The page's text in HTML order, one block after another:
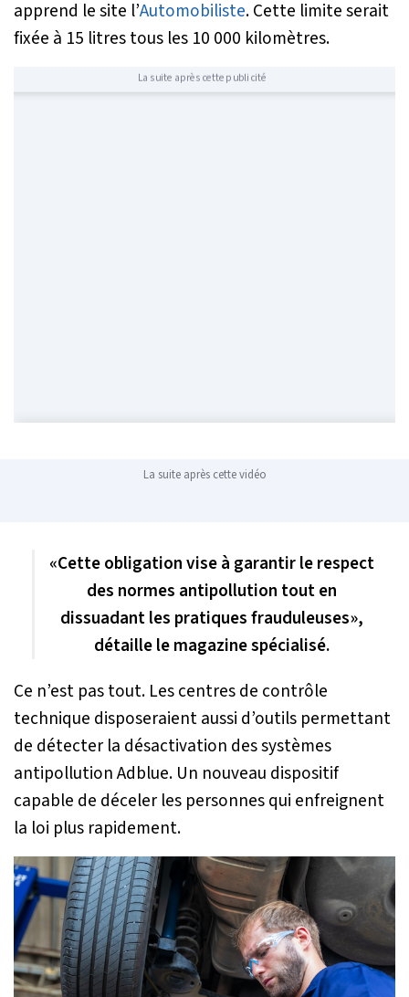
apprend le site l’Automobiliste. Cette limite serait
fixée à 15 litres tous les 10 000 kilomètres.
La suite après cette publicité
La suite après cette vidéo
«Cette obligation vise à garantir le respect
des normes antipollution tout en
dissuadant les pratiques frauduleuses»,
détaille le magazine spécialisé.
Ce n’est pas tout. Les centres de contrôle
technique disposeraient aussi d’outils permettant
de détecter la désactivation des systèmes
antipollution Adblue. Un nouveau dispositif
capable de déceler les personnes qui enfreignent
la loi plus rapidement.